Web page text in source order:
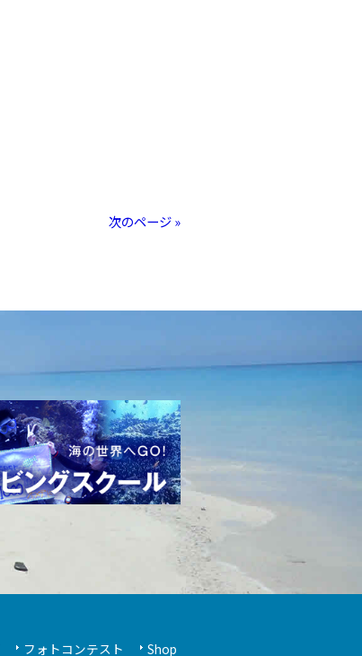
次のページ »
フォトコンテスト Shop